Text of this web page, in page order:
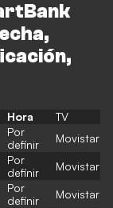
Hora
TV
Por
definir
Movistar
Por
definir
Movistar
Por
definir
Movistar